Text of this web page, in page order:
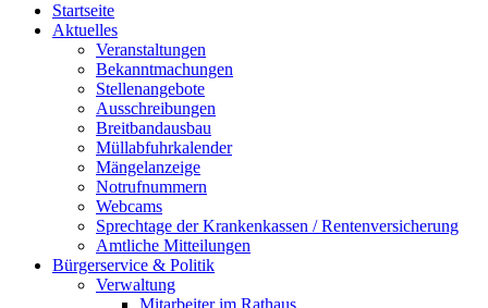
Startseite
Aktuelles
Veranstaltungen
Bekanntmachungen
Stellenangebote
Ausschreibungen
Breitbandausbau
Müllabfuhrkalender
Mängelanzeige
Notrufnummern
Webcams
Sprechtage der Krankenkassen / Rentenversicherung
Amtliche Mitteilungen
Bürgerservice & Politik
Verwaltung
Mitarbeiter im Rathaus